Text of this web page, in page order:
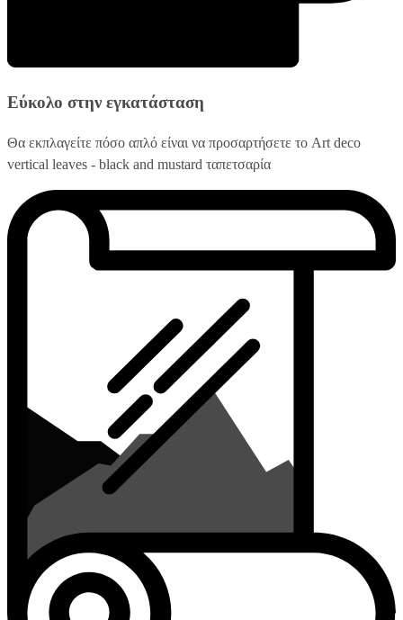
Εύκολο στην εγκατάσταση
Θα εκπλαγείτε πόσο απλό είναι να προσαρτήσετε το Art deco
vertical leaves - black and mustard ταπετσαρία